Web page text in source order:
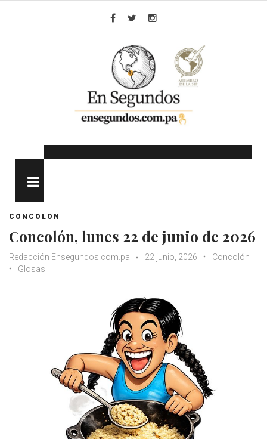
CONCOLON
Concolón, lunes 22 de junio de 2026
Redacción Ensegundos.com.pa 22 junio, 2026
Concolón
Glosas